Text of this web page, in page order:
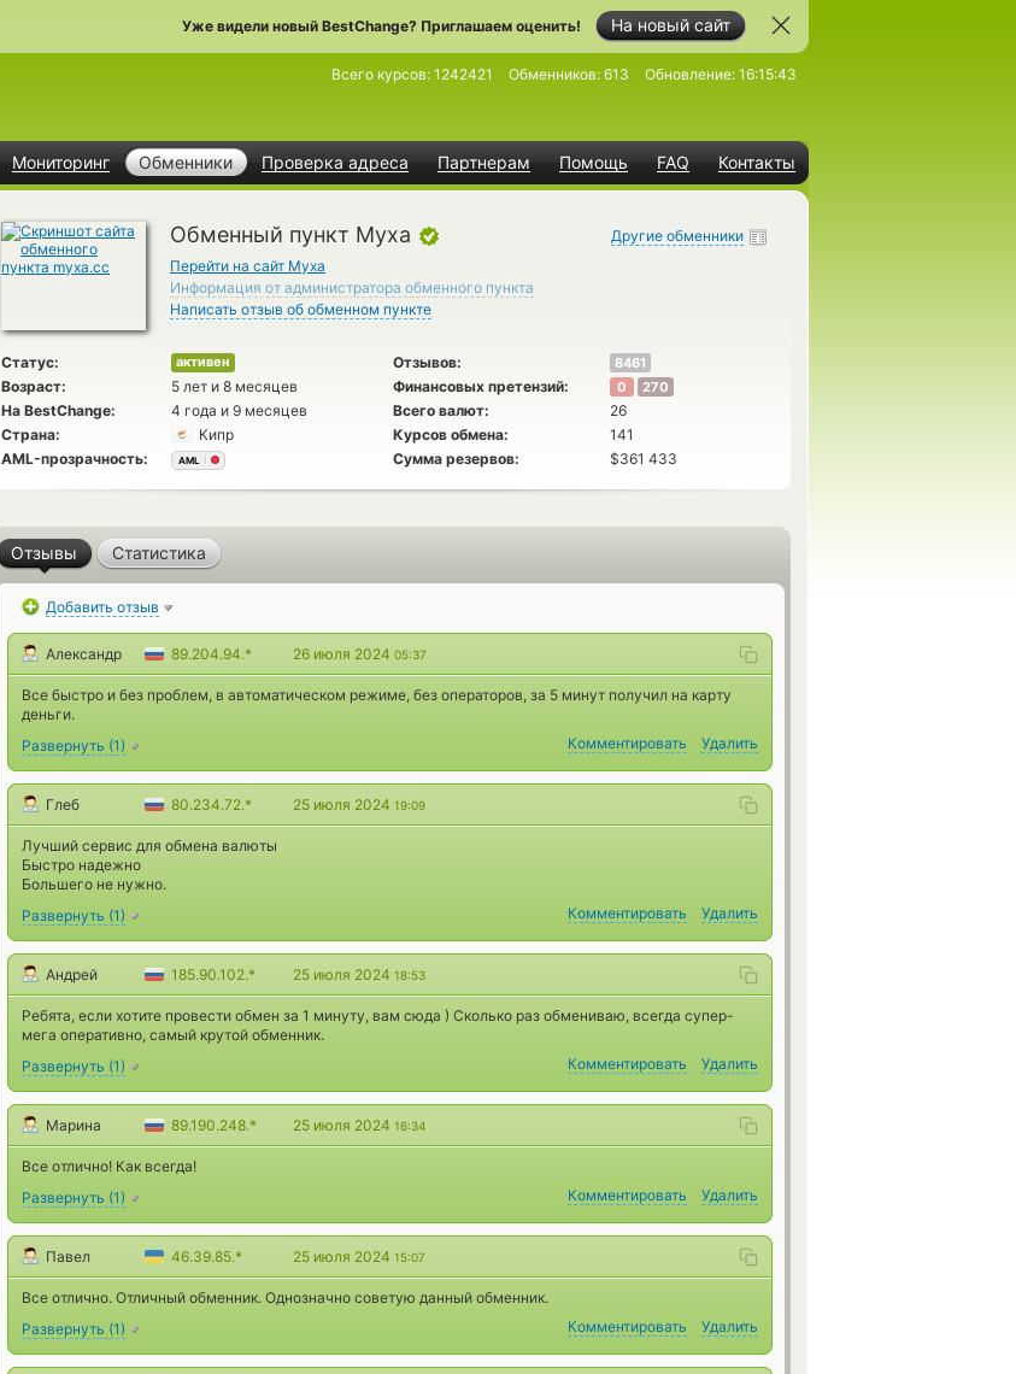
На новый сайт
Уже видели новый BestChange? Приглашаем оценить!
Мониторинг Обменники Проверка адреса Партнерам Помощь FAQ Контакты
Всего курсов: 1242421 Обменников: 613 Обновление: 16:15:43
Обменный пункт Муха
Перейти на сайт Муха
Информация от администратора обменного пункта
Написать отзыв об обменном пункте
Другие обменники
Статус: активен Отзывов: 8461
Возраст: 5 лет и 8 месяцев Финансовых претензий: 0 270
На BestChange: 4 года и 9 месяцев Всего валют:
26
Страна:
Кипр Курсов обмена:
141
AML-прозрачность:
AML Сумма резервов: $361 433
Отзывы Статистика
Добавить отзыв
Александр 89.204.94.* 26 июля 2024 05:37
Все быстро и без проблем, в автоматическом режиме, без операторов, за 5 минут получил на карту
деньги.
Развернуть (1) Комментировать Удалить
Глеб 80.234.72.* 25 июля 2024 19:09
Лучший сервис для обмена валюты
Быстро надежно
Большего не нужно.
Развернуть (1) Комментировать Удалить
Андрей 185.90.102.* 25 июля 2024 18:53
Ребята, если хотите провести обмен за 1 минуту, вам сюда ) Сколько раз обмениваю, всегда супер-
мега оперативно, самый крутой обменник.
Развернуть (1) Комментировать Удалить
Марина 89.190.248.* 25 июля 2024 16:34
Все отлично! Как всегда!
Развернуть (1) Комментировать Удалить
Павел 46.39.85.* 25 июля 2024 15:07
Все отлично. Отличный обменник. Однозначно советую данный обменник.
Развернуть (1) Комментировать Удалить